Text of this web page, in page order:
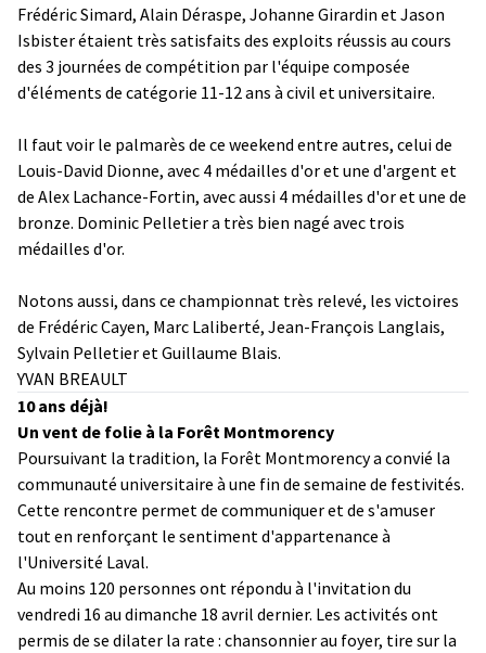
Frédéric Simard, Alain Déraspe, Johanne Girardin et Jason
Isbister étaient très satisfaits des exploits réussis au cours
des 3 journées de compétition par l'équipe composée
d'éléments de catégorie 11-12 ans à civil et universitaire.
Il faut voir le palmarès de ce weekend entre autres, celui de
Louis-David Dionne, avec 4 médailles d'or et une d'argent et
de Alex Lachance-Fortin, avec aussi 4 médailles d'or et une de
bronze. Dominic Pelletier a très bien nagé avec trois
médailles d'or.
Notons aussi, dans ce championnat très relevé, les victoires
de Frédéric Cayen, Marc Laliberté, Jean-François Langlais,
Sylvain Pelletier et Guillaume Blais.
YVAN BREAULT
10 ans déjà!
Un vent de folie à la Forêt Montmorency
Poursuivant la tradition, la Forêt Montmorency a convié la
communauté universitaire à une fin de semaine de festivités.
Cette rencontre permet de communiquer et de s'amuser
tout en renforçant le sentiment d'appartenance à
l'Université Laval.
Au moins 120 personnes ont répondu à l'invitation du
vendredi 16 au dimanche 18 avril dernier. Les activités ont
permis de se dilater la rate : chansonnier au foyer, tire sur la